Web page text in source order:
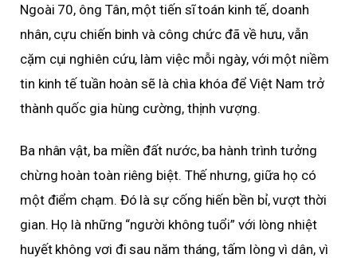
Ngoài 70, ông Tân, một tiến sĩ toán kinh tế, doanh
nhân, cựu chiến binh và công chức đã về hưu, vẫn
cặm cụi nghiên cứu, làm việc mỗi ngày, với một niềm
tin kinh tế tuần hoàn sẽ là chìa khóa để Việt Nam trở
thành quốc gia hùng cường, thịnh vượng.
Ba nhân vật, ba miền đất nước, ba hành trình tưởng
chừng hoàn toàn riêng biệt. Thế nhưng, giữa họ có
một điểm chạm. Đó là sự cống hiến bền bỉ, vượt thời
gian. Họ là những “người không tuổi” với lòng nhiệt
huyết không vơi đi sau năm tháng, tấm lòng vì dân, vì